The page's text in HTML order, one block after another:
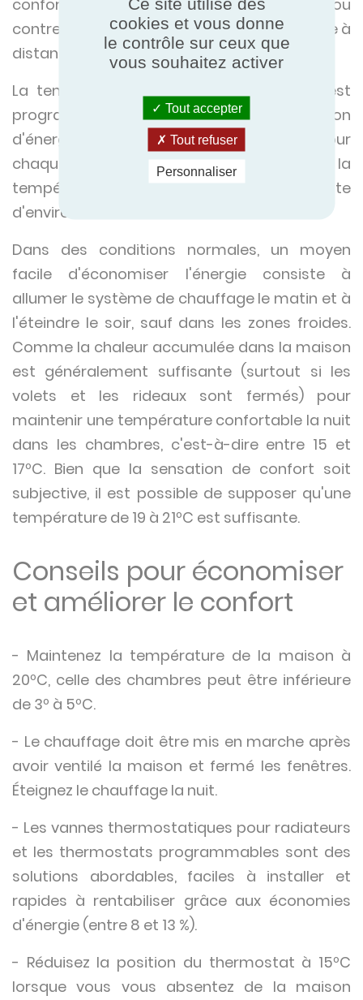
confort et la gestion des équipements, ou
contre les tentatives de cambriolage, même à
distance.
La température à laquelle le chauffage est
programmé détermine la consommation
d'énergie du système de chauffage. Pour
chaque degré d'augmentation de la
température, la consommation augmente
d'environ 7%.
Dans des conditions normales, un moyen
facile d'économiser l'énergie consiste à
allumer le système de chauffage le matin et à
l'éteindre le soir, sauf dans les zones froides.
Comme la chaleur accumulée dans la maison
est généralement suffisante (surtout si les
volets et les rideaux sont fermés) pour
maintenir une température confortable la nuit
dans les chambres, c'est-à-dire entre 15 et
17ºC. Bien que la sensation de confort soit
subjective, il est possible de supposer qu'une
température de 19 à 21ºC est suffisante.
Conseils pour économiser
et améliorer le confort
- Maintenez la température de la maison à
20ºC, celle des chambres peut être inférieure
de 3º à 5ºC.
- Le chauffage doit être mis en marche après
avoir ventilé la maison et fermé les fenêtres.
Éteignez le chauffage la nuit.
- Les vannes thermostatiques pour radiateurs
et les thermostats programmables sont des
solutions abordables, faciles à installer et
rapides à rentabiliser grâce aux économies
d'énergie (entre 8 et 13 %).
- Réduisez la position du thermostat à 15ºC
lorsque vous vous absentez de la maison
cookies et vous donne
le contrôle sur ceux que
vous souhaitez activer
Tout accepter
Tout refuser
Personnaliser